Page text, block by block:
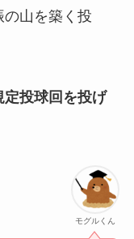
の山を築く投
定投球回を投げ
モグルくん